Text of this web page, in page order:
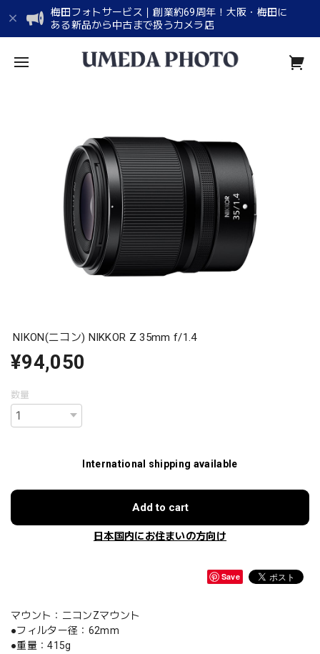
梅田フォトサービス｜創業約69周年！大阪・梅田に
ある新品から中古まで扱うカメラ店
NIKON(ニコン) NIKKOR Z 35mm f/1.4
¥94,050
数量
International shipping available
Add to cart
日本国内にお住まいの方向け
Save
マウント：ニコンZマウント
●フィルター径：62mm
●重量：415g